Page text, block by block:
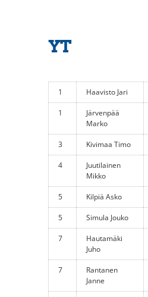
YT
1 Haavisto Jari
1
Järvenpää
Marko
3 Kivimaa Timo
4
Juutilainen
Mikko
5 Kilpiä Asko
5 Simula Jouko
7
Hautamäki
Juho
7
Rantanen
Janne